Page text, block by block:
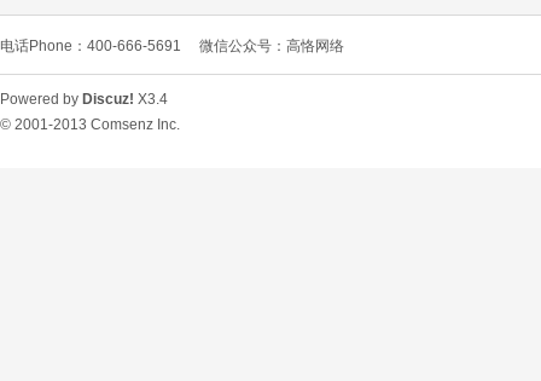
电话Phone：400-666-5691 微信公众号：高恪网络
Powered by Discuz! X3.4
© 2001-2013 Comsenz Inc.